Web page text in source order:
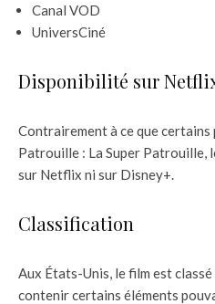
Canal VOD
UniversCiné
Disponibilité sur
Contrairement à ce que certains
Patrouille : La Super Patrouille,
sur Netflix ni sur Disney+.
Classification
Aux États-Unis, le film est
contenir certains éléments